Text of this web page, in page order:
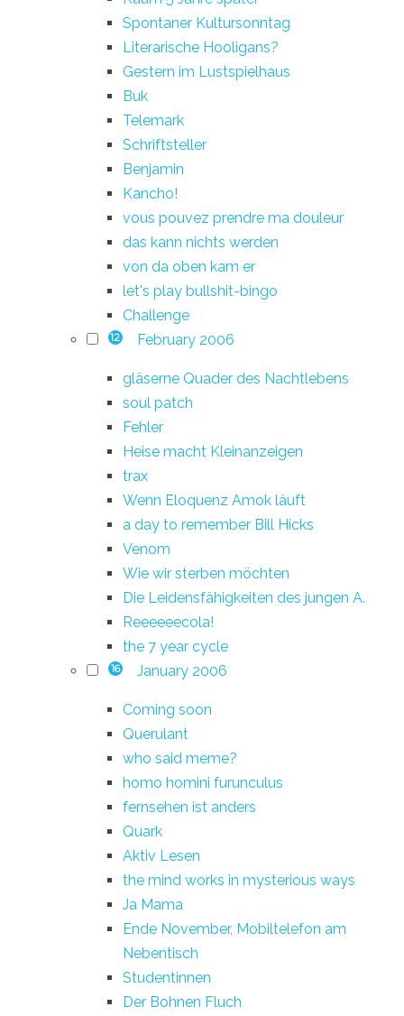
Spontaner Kultursonntag
Literarische Hooligans?
Gestern im Lustspielhaus
Buk
Telemark
Schriftsteller
Benjamin
Kancho!
vous pouvez prendre ma douleur
das kann nichts werden
von da oben kam er
let's play bullshit-bingo
Challenge
12 February 2006
gläserne Quader des Nachtlebens
soul patch
Fehler
Heise macht Kleinanzeigen
trax
Wenn Eloquenz Amok läuft
a day to remember Bill Hicks
Venom
Wie wir sterben möchten
Die Leidensfähigkeiten des jungen A.
Reeeeeecola!
the 7 year cycle
16 January 2006
Coming soon
Querulant
who said meme?
homo homini furunculus
fernsehen ist anders
Quark
Aktiv Lesen
the mind works in mysterious ways
Ja Mama
Ende November, Mobiltelefon am
Nebentisch
Studentinnen
Der Bohnen Fluch